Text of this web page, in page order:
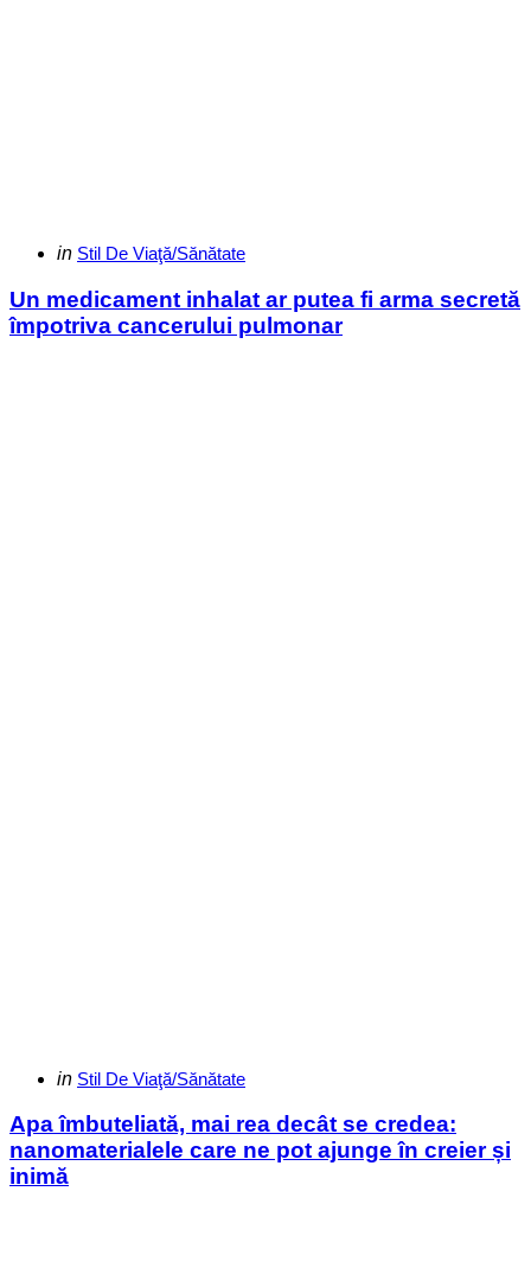
Categories
Posted
in Stil De Viaţă/Sănătate
Un medicament inhalat ar putea fi arma secretă
împotriva cancerului pulmonar
Categories
Posted
in Stil De Viaţă/Sănătate
Apa îmbuteliată, mai rea decât se credea:
nanomaterialele care ne pot ajunge în creier și
inimă